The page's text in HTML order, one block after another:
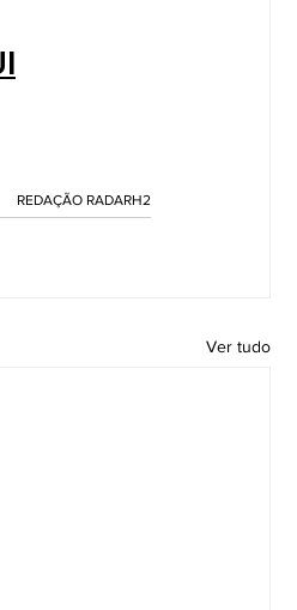
REDAÇÃO RADARH2
Ver tudo